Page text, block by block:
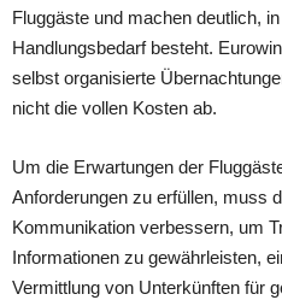
Fluggäste und machen deutlich,
Handlungsbedarf besteht.
selbst organisierte
nicht die vollen Kosten ab.
Um die Erwartungen der
Anforderungen zu erfüllen, muss
Kommunikation verbessern, um
Informationen zu gewährleisten,
Vermittlung von Unterkünften für